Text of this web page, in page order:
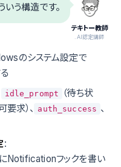
テキトー教師
.AI認定講師
いう構造です。
のシステム設定で
idle_prompt
（待ち状
要求）、 auth_success 、
:
にNotificationフックを書い